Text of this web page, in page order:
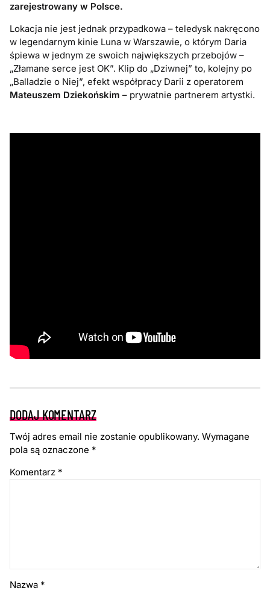
zarejestrowany w Polsce.
Lokacja nie jest jednak przypadkowa – teledysk nakręcono
w legendarnym kinie Luna w Warszawie, o którym Daria
śpiewa w jednym ze swoich największych przebojów –
„Złamane serce jest OK”. Klip do „Dziwnej” to, kolejny po
„Balladzie o Niej”, efekt współpracy Darii z operatorem
Mateuszem Dziekońskim – prywatnie partnerem artystki.
DODAJ KOMENTARZ
Twój adres email nie zostanie opublikowany. Wymagane
pola są oznaczone *
Komentarz *
Nazwa *